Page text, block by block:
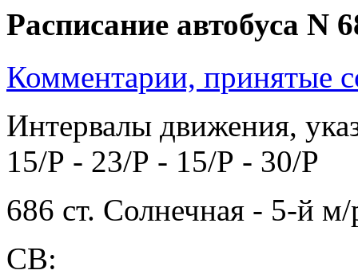
Расписание автобуса N
Комментарии, принятые
Интервалы движения,
15/Р - 23/Р - 15/Р - 30/Р
686 ст. Солнечная - 5-й
СВ: